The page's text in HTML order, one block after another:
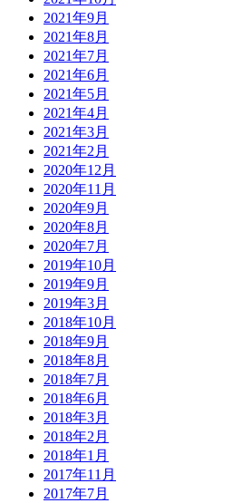
2021年9月
2021年8月
2021年7月
2021年6月
2021年5月
2021年4月
2021年3月
2021年2月
2020年12月
2020年11月
2020年9月
2020年8月
2020年7月
2019年10月
2019年9月
2019年3月
2018年10月
2018年9月
2018年8月
2018年7月
2018年6月
2018年3月
2018年2月
2018年1月
2017年11月
2017年7月